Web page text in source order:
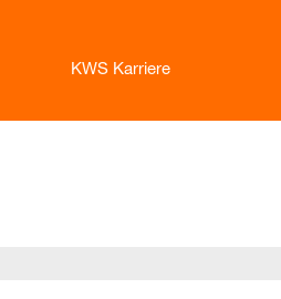
KWS Karriere